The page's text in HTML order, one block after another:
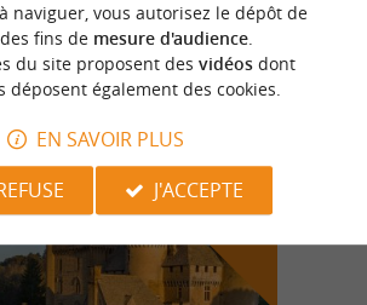
n
o
t
r
e
c
o
u
p
d
e
c
o
e
u
r
naviguer, vous autorisez le dépôt de
fins de mesure d'audience.
du site proposent des vidéosdont
déposent également des cookies.
EN SAVOIR PLUS
J'ACCEPTE